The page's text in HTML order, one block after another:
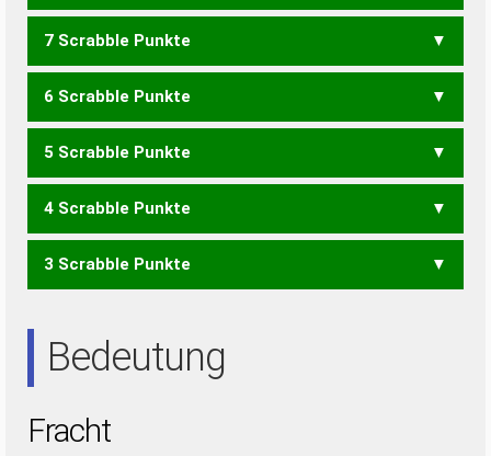
CHAT FAHR HAFT HARF
7 Scrabble Punkte
RAFT TRAF
6 Scrabble Punkte
ACT CAR RAF
5 Scrabble Punkte
HART
4 Scrabble Punkte
HAR HAT RAH
3 Scrabble Punkte
Bedeutung
Fracht